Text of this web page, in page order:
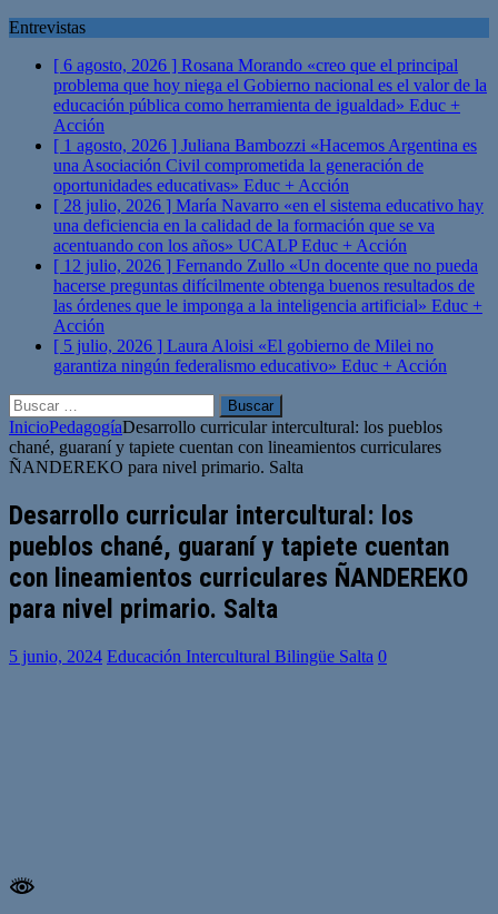
Entrevistas
[ 6 agosto, 2026 ] Rosana Morando «creo que el principal
problema que hoy niega el Gobierno nacional es el valor de la
educación pública como herramienta de igualdad» Educ +
Acción
[ 1 agosto, 2026 ] Juliana Bambozzi «Hacemos Argentina es
una Asociación Civil comprometida la generación de
oportunidades educativas» Educ + Acción
[ 28 julio, 2026 ] María Navarro «en el sistema educativo hay
una deficiencia en la calidad de la formación que se va
acentuando con los años» UCALPEduc + Acción
[ 12 julio, 2026 ] Fernando Zullo «Un docente que no pueda
hacerse preguntas difícilmente obtenga buenos resultados de
las órdenes que le imponga a la inteligencia artificial» Educ +
Acción
[ 5 julio, 2026 ] Laura Aloisi «El gobierno de Milei no
garantiza ningún federalismo educativo» Educ + Acción
Buscar:
InicioPedagogíaDesarrollo curricular intercultural: los pueblos
chané, guaraní y tapiete cuentan con lineamientos curriculares
ÑANDEREKO para nivel primario. Salta
Desarrollo curricular intercultural: los
pueblos chané, guaraní y tapiete cuentan
con lineamientos curriculares ÑANDEREKO
para nivel primario. Salta
5 junio, 2024 Educación Intercultural Bilingüe Salta 0